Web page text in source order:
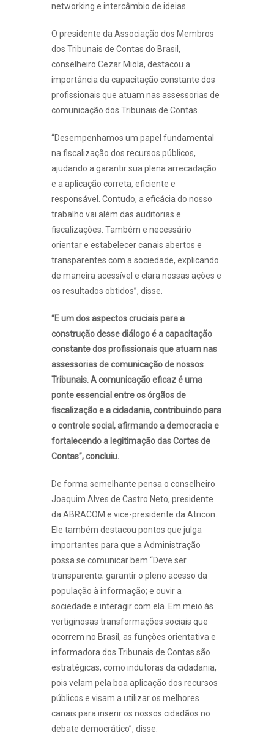
networking e intercâmbio de ideias.
O presidente da Associação dos Membros
dos Tribunais de Contas do Brasil,
conselheiro Cezar Miola, destacou a
importância da capacitação constante dos
profissionais que atuam nas assessorias de
comunicação dos Tribunais de Contas.
“Desempenhamos um papel fundamental
na fiscalização dos recursos públicos,
ajudando a garantir sua plena arrecadação
e a aplicação correta, eficiente e
responsável. Contudo, a eficácia do nosso
trabalho vai além das auditorias e
fiscalizações. Também e necessário
orientar e estabelecer canais abertos e
transparentes com a sociedade, explicando
de maneira acessível e clara nossas ações e
os resultados obtidos”, disse.
“E um dos aspectos cruciais para a
construção desse diálogo é a capacitação
constante dos profissionais que atuam nas
assessorias de comunicação de nossos
Tribunais. A comunicação eficaz é uma
ponte essencial entre os órgãos de
fiscalização e a cidadania, contribuindo para
o controle social, afirmando a democracia e
fortalecendo a legitimação das Cortes de
Contas”, concluiu.
De forma semelhante pensa o conselheiro
Joaquim Alves de Castro Neto, presidente
da ABRACOM e vice-presidente da Atricon.
Ele também destacou pontos que julga
importantes para que a Administração
possa se comunicar bem “Deve ser
transparente; garantir o pleno acesso da
população à informação; e ouvir a
sociedade e interagir com ela. Em meio às
vertiginosas transformações sociais que
ocorrem no Brasil, as funções orientativa e
informadora dos Tribunais de Contas são
estratégicas, como indutoras da cidadania,
pois velam pela boa aplicação dos recursos
públicos e visam a utilizar os melhores
canais para inserir os nossos cidadãos no
debate democrático”, disse.